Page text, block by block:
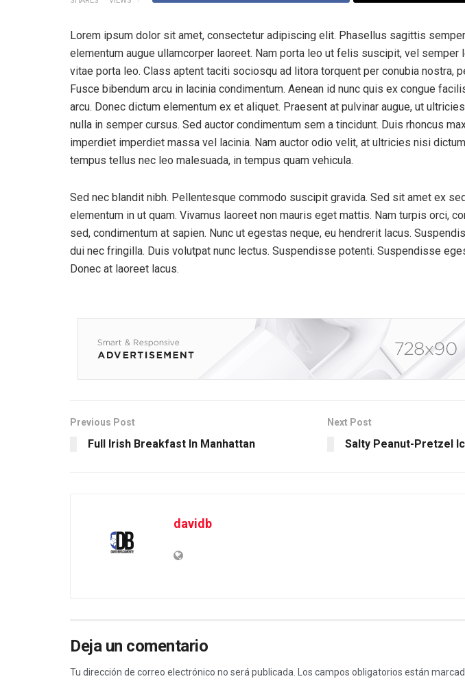
Lorem ipsum dolor sit amet, consectetur adipiscing elit. Phasellus sagittis
elementum augue ullamcorper laoreet. Nam porta leo ut felis suscipit, vel semper
vitae porta leo. Class aptent taciti sociosqu ad litora torquent per conubia nostra,
Fusce bibendum arcu in lacinia condimentum. Aenean id nunc quis ex congue
arcu. Donec dictum elementum ex et aliquet. Praesent at pulvinar augue, ut
nulla in semper cursus. Sed auctor condimentum sem a tincidunt. Duis rhoncus
imperdiet imperdiet massa vel lacinia. Nam auctor odio velit, at ultricies nisi
tempus tellus nec leo malesuada, in tempus quam vehicula.
Sed nec blandit nibh. Pellentesque commodo suscipit gravida. Sed sit amet ex
elementum in ut quam. Vivamus laoreet non mauris eget mattis. Nam turpis orci,
sed, condimentum at sapien. Nunc ut egestas neque, eu hendrerit lacus.
dui nec fringilla. Duis volutpat nunc lectus. Suspendisse potenti. Suspendisse
Donec at laoreet lacus.
Previous Post
Full Irish Breakfast In Manhattan
Next Post
Salty Peanut-Pretzel
davidb
Deja un comentario
Tu dirección de correo electrónico no será publicada. Los campos obligatorios están